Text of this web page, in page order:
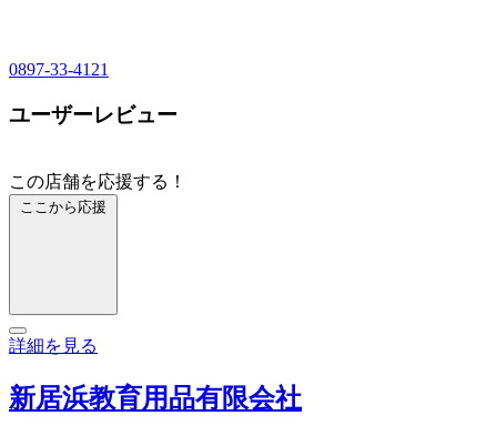
0897-33-4121
ユーザーレビュー
この店舗を応援する！
ここから応援
詳細を見る
新居浜教育用品有限会社